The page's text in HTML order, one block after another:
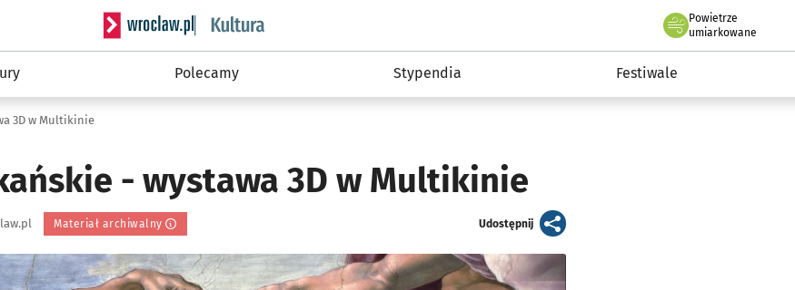
Serwis informacyjny wroclaw.pl podserwis: Kultura
Powietrze
we Wrocławiu
umiarkowane
Polecamy Stypendia Festiwale
3D w Multikinie
- wystawa 3D w Multikinie
Materiał archiwalny Udostępnijartykuł